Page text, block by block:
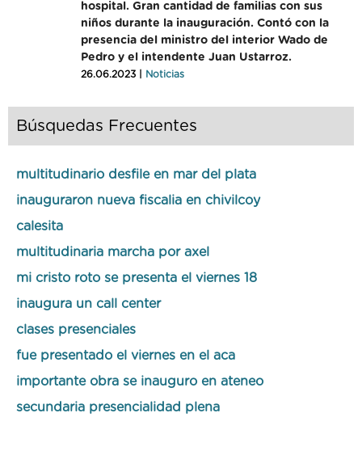
hospital. Gran cantidad de familias con sus
niños durante la inauguración. Contó con la
presencia del ministro del interior Wado de
Pedro y el intendente Juan Ustarroz.
26.06.2023 | Noticias
Búsquedas Frecuentes
multitudinario desfile en mar del plata
inauguraron nueva fiscalia en chivilcoy
calesita
multitudinaria marcha por axel
mi cristo roto se presenta el viernes 18
inaugura un call center
clases presenciales
fue presentado el viernes en el aca
importante obra se inauguro en ateneo
secundaria presencialidad plena